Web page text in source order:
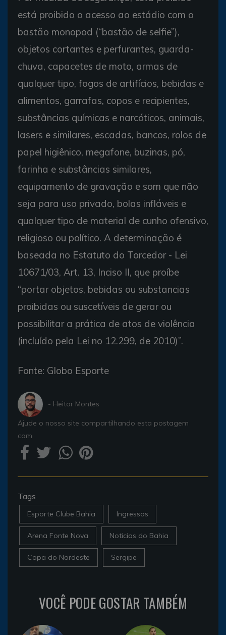
está proibido o acesso ao estádio com o
bastão monopod (“bastão de selfie”),
objetos cortantes e perfurantes, guarda-
chuva, capacetes de moto, armas de
qualquer tipo, fogos de artifícios, bebidas e
alimentos, garrafas, copos e recipientes,
substâncias químicas e narcóticos, animais,
lasers e similares, escadas, bancos, rolos de
papel higiênico, megafone, buzinas, pó,
farinha e substâncias similares,
equipamento de gravação e som que não
seja para uso privado, bolas infláveis e
qualquer tipo de material de cunho ofensivo,
religioso ou político. A determinação é
baseada no Estatuto do Torcedor - Lei
10671/03, Art. 13, Inciso II, que proíbe
“portar objetos, bebidas ou substancias
proibidas ou suscetíveis de gerar ou
possibilitar a prática de atos de violência
(incluído pela Lei no 12.299, de 2010)”.
Fonte: Globo Esporte
- Heitor Montes
Ajude o nosso site compartilhando esta postagem
com
Tags
Esporte Clube Bahia Ingressos
Arena Fonte Nova Noticias do Bahia
Copa do Nordeste Sergipe
VOCÊ PODE GOSTAR TAMBÉM